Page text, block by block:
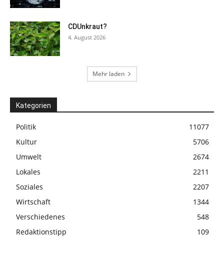
CDUnkraut?
4. August 2026
Mehr laden
Kategorien
Politik
11077
Kultur
5706
Umwelt
2674
Lokales
2211
Soziales
2207
Wirtschaft
1344
Verschiedenes
548
Redaktionstipp
109